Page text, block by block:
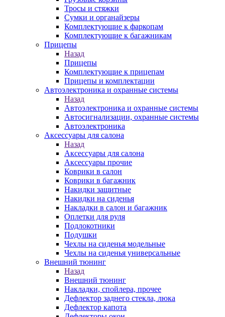
Тросы и стяжки
Сумки и органайзеры
Комплектующие к фаркопам
Комплектующие к багажникам
Прицепы
Назад
Прицепы
Комплектующие к прицепам
Прицепы и комплектации
Автоэлектроника и охранные системы
Назад
Автоэлектроника и охранные системы
Автосигнализации, охранные системы
Автоэлектроника
Аксессуары для салона
Назад
Аксессуары для салона
Аксессуары прочие
Коврики в салон
Коврики в багажник
Накидки защитные
Накидки на сиденья
Накладки в салон и багажник
Оплетки для руля
Подлокотники
Подушки
Чехлы на сиденья модельные
Чехлы на сиденья универсальные
Внешний тюнинг
Назад
Внешний тюнинг
Накладки, спойлера, прочее
Дефлектор заднего стекла, люка
Дефлектор капота